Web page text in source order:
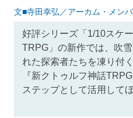
文■寺田幸弘／アーカム・メン
好評シリーズ「1/10スケ
TRPG」の新作では、吹
れた探索者たちを凍り付
『新クトゥルフ神話
ステップとして活用してほ